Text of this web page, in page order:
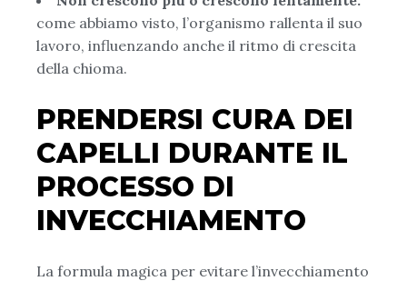
come abbiamo visto, l’organismo rallenta il suo
lavoro, influenzando anche il ritmo di crescita
della chioma.
PRENDERSI CURA DEI
CAPELLI DURANTE IL
PROCESSO DI
INVECCHIAMENTO
La formula magica per evitare l’invecchiamento